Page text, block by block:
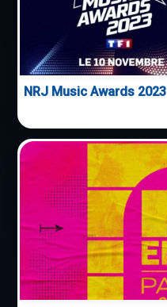
NRJ Music Awards 2023